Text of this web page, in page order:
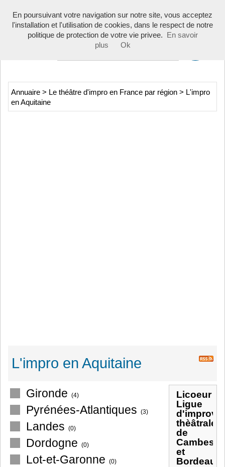
Toggle
Annuaire > Le théâtre d'impro en France par région > L'impro
en Aquitaine
L'impro en Aquitaine
Gironde (4)
Pyrénées-Atlantiques (3)
Landes (0)
Dordogne (0)
Lot-et-Garonne (0)
Licoeur
Ligue
thèâtrale
de
Cambes
et
Bordeaux
En poursuivant votre navigation sur notre site, vous acceptez
l'installation et l'utilisation de cookies, dans le respect de notre
politique de protection de votre vie privee.
En savoir
plus
Ok